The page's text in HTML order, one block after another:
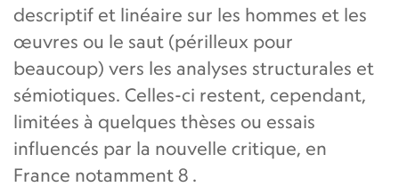
descriptif et linéaire sur les hommes et les
œuvres ou le saut (périlleux pour
beaucoup) vers les analyses structurales et
sémiotiques. Celles-ci restent, cependant,
limitées à quelques thèses ou essais
influencés par la nouvelle critique, en
France notamment 8 .